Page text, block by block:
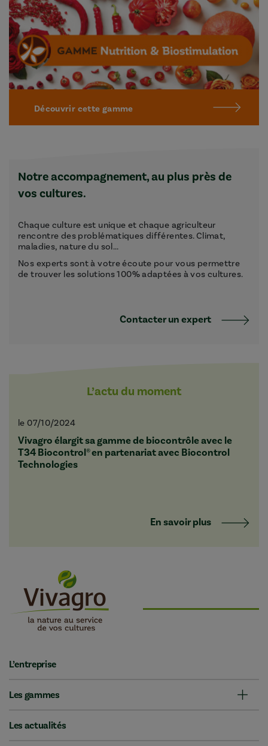
Découvrir cette gamme
Notre accompagnement, au plus près de
vos cultures.
Chaque culture est unique et chaque agriculteur
rencontre des problématiques différentes. Climat,
maladies, nature du sol...
Nos experts sont à votre écoute pour vous permettre
de trouver les solutions 100% adaptées à vos cultures.
Contacter un expert
L’actu du moment
le 07/10/2024
Vivagro élargit sa gamme de biocontrôle avec le
T34 Biocontrol® en partenariat avec Biocontrol
Technologies
En savoir plus
L’entreprise
Les gammes
Les actualités